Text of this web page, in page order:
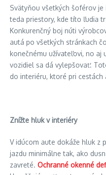
Svätyňou všetkých šoférov
teda priestory, kde títo ľudia
Konkurenčný boj núti
autá po všetkých stránkach
konečnému užívateľovi, no aj
vozidiel sa dá vylepšovať.
do interiéru, ktoré pri cestách
Znížte hluk v interiéry
V idúcom aute dokáže hluk z
jazdu minimálne tak, ako
zavreté. Ochranné okenné